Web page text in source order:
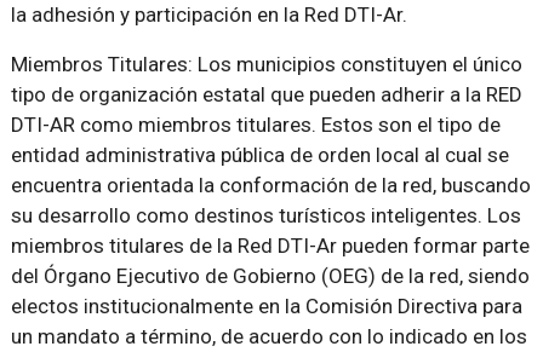
la adhesión y participación en la Red DTI-Ar.
Miembros Titulares: Los municipios constituyen el único
tipo de organización estatal que pueden adherir a la RED
DTI-AR como miembros titulares. Estos son el tipo de
entidad administrativa pública de orden local al cual se
encuentra orientada la conformación de la red, buscando
su desarrollo como destinos turísticos inteligentes. Los
miembros titulares de la Red DTI-Ar pueden formar parte
del Órgano Ejecutivo de Gobierno (OEG) de la red, siendo
electos institucionalmente en la Comisión Directiva para
un mandato a término, de acuerdo con lo indicado en los